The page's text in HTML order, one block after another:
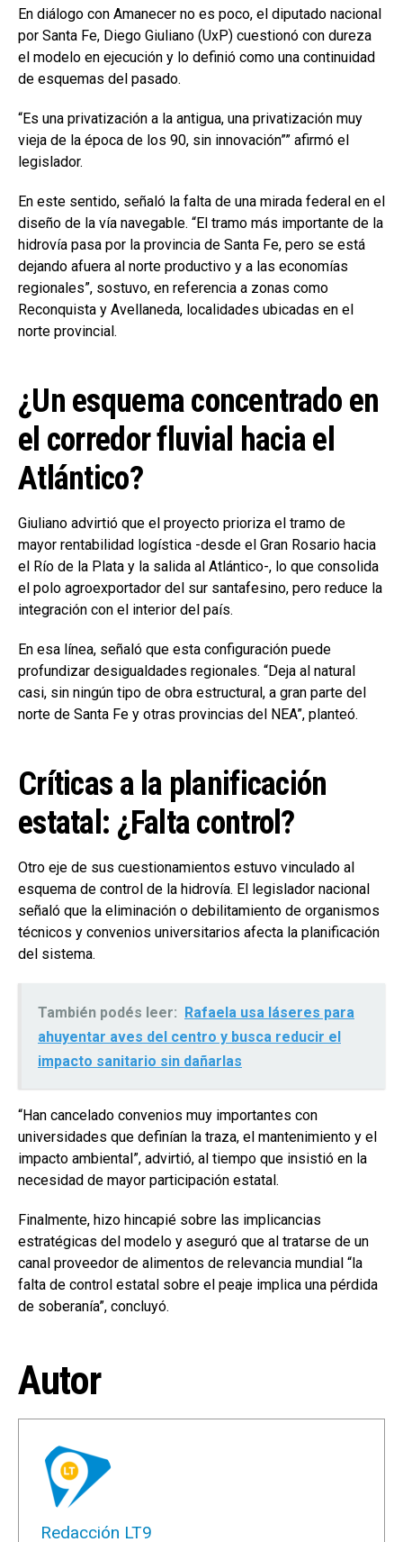
En diálogo con Amanecer no es poco, el diputado nacional
por Santa Fe, Diego Giuliano (UxP) cuestionó con dureza
el modelo en ejecución y lo definió como una continuidad
de esquemas del pasado.
“Es una privatización a la antigua, una privatización muy
vieja de la época de los 90, sin innovación”” afirmó el
legislador.
En este sentido, señaló la falta de una mirada federal en el
diseño de la vía navegable. “El tramo más importante de la
hidrovía pasa por la provincia de Santa Fe, pero se está
dejando afuera al norte productivo y a las economías
regionales”, sostuvo, en referencia a zonas como
Reconquista y Avellaneda, localidades ubicadas en el
norte provincial.
¿Un esquema concentrado en
el corredor fluvial hacia el
Atlántico?
Giuliano advirtió que el proyecto prioriza el tramo de
mayor rentabilidad logística -desde el Gran Rosario hacia
el Río de la Plata y la salida al Atlántico-, lo que consolida
el polo agroexportador del sur santafesino, pero reduce la
integración con el interior del país.
En esa línea, señaló que esta configuración puede
profundizar desigualdades regionales. “Deja al natural
casi, sin ningún tipo de obra estructural, a gran parte del
norte de Santa Fe y otras provincias del NEA”, planteó.
Críticas a la planificación
estatal: ¿Falta control?
Otro eje de sus cuestionamientos estuvo vinculado al
esquema de control de la hidrovía. El legislador nacional
señaló que la eliminación o debilitamiento de organismos
técnicos y convenios universitarios afecta la planificación
del sistema.
También podés leer: Rafaela usa láseres para
ahuyentar aves del centro y busca reducir el
impacto sanitario sin dañarlas
“Han cancelado convenios muy importantes con
universidades que definían la traza, el mantenimiento y el
impacto ambiental”, advirtió, al tiempo que insistió en la
necesidad de mayor participación estatal.
Finalmente, hizo hincapié sobre las implicancias
estratégicas del modelo y aseguró que al tratarse de un
canal proveedor de alimentos de relevancia mundial “la
falta de control estatal sobre el peaje implica una pérdida
de soberanía”, concluyó.
Autor
Redacción LT9